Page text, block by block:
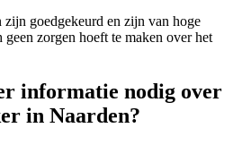
goedgekeurd en zijn van hoge
zorgen hoeft te maken over het
informatie nodig over
in Naarden?